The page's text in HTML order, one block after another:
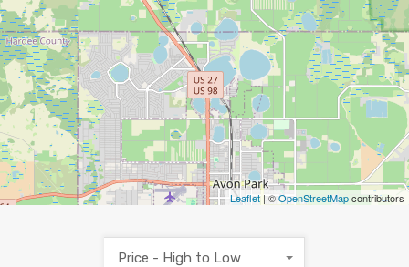
Leaflet| ©OpenStreetMapcontributors
Price - High to Low